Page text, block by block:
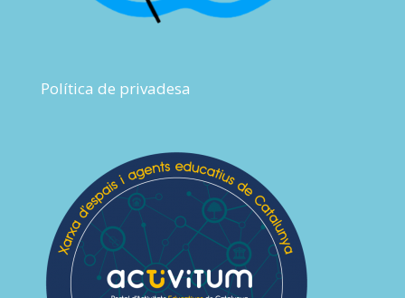
Política de privadesa